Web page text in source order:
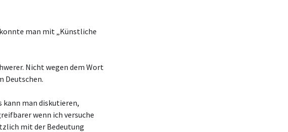
man mit „Künstliche
Nicht wegen dem Wort
Deutschen.
kann man diskutieren,
wenn ich versuche
mit der Bedeutung